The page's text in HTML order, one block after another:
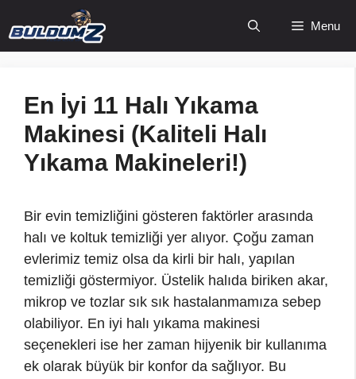
atla
Menu
En İyi 11 Halı Yıkama
Makinesi (Kaliteli Halı
Yıkama Makineleri!)
Bir evin temizliğini gösteren faktörler arasında
halı ve koltuk temizliği yer alıyor. Çoğu zaman
evlerimiz temiz olsa da kirli bir halı, yapılan
temizliği göstermiyor. Üstelik halıda biriken akar,
mikrop ve tozlar sık sık hastalanmamıza sebep
olabiliyor. En iyi halı yıkama makinesi
seçenekleri ise her zaman hijyenik bir kullanıma
ek olarak büyük bir konfor da sağlıyor. Bu